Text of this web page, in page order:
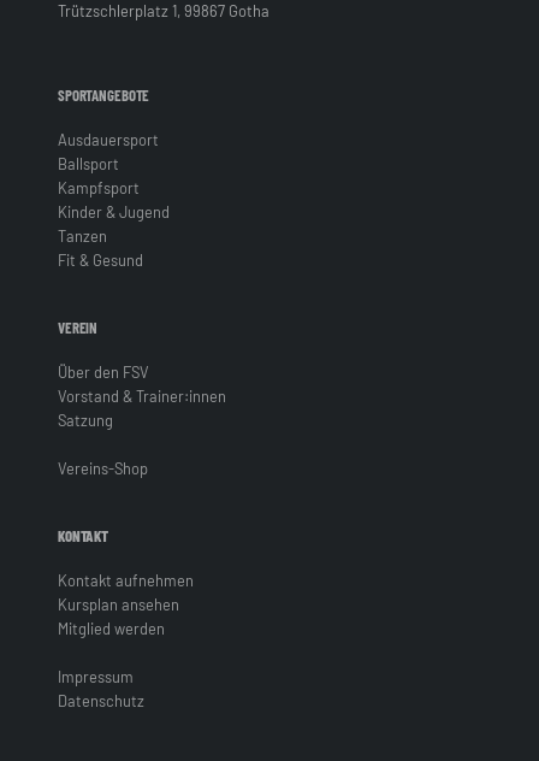
Trützschlerplatz 1, 99867 Gotha
SPORTANGEBOTE
Ausdauersport
Ballsport
Kampfsport
Kinder & Jugend
Tanzen
Fit & Gesund
VEREIN
Über den FSV
Vorstand & Trainer:innen
Satzung
Vereins-Shop
KONTAKT
Kontakt aufnehmen
Kursplan ansehen
Mitglied werden
Impressum
Datenschutz